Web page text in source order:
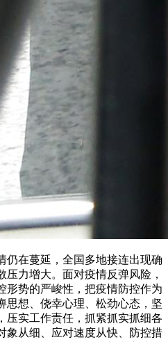
仍在蔓延，全国多地接连出现确
力增大。面对疫情反弹风险，
形势的严峻性，把疫情防控作为
思想、侥幸心理、松劲心态，坚
压实工作责任，抓紧抓实抓细各
象从细、应对速度从快、防控措